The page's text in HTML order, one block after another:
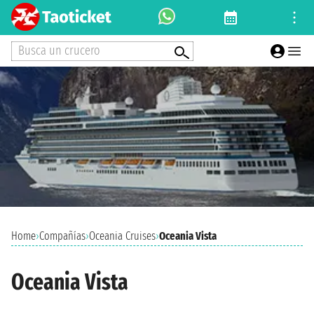
Busca un crucero
Home›Compañías›Oceania Cruises›Oceania Vista
Oceania Vista